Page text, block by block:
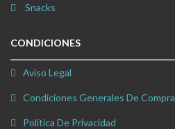
Snacks
CONDICIONES
Aviso Legal
Condiciones Generales De Compra
Política De Privacidad